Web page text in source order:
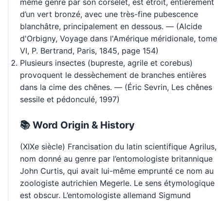
même genre par son corselet, est étroit, entièrement
d’un vert bronzé, avec une très-fine pubescence
blanchâtre, principalement en dessous. — (Alcide
d'Orbigny, Voyage dans l'Amérique méridionale, tome
VI, P. Bertrand, Paris, 1845, page 154)
Plusieurs insectes (bupreste, agrile et corebus)
provoquent le dessèchement de branches entières
dans la cime des chênes. — (Éric Sevrin, Les chênes
sessile et pédonculé, 1997)
📚 Word Origin & History
(XIXe siècle) Francisation du latin scientifique Agrilus,
nom donné au genre par l’entomologiste britannique
John Curtis, qui avait lui-même emprunté ce nom au
zoologiste autrichien Megerle. Le sens étymologique
est obscur. L’entomologiste allemand Sigmund